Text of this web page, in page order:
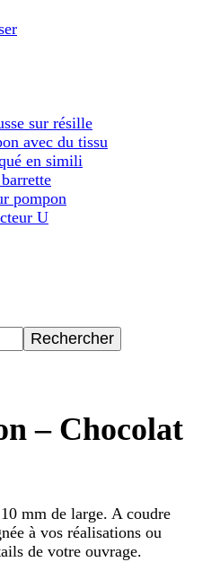
sur résille
avec du tissu
en simili
pompon
U
– Chocolat
mm de large. A coudre
à vos réalisations ou
de votre ouvrage.